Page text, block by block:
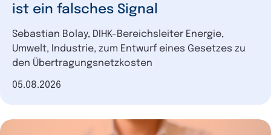
ist ein falsches Signal
Sebastian Bolay, DIHK-Bereichsleiter Energie,
Umwelt, Industrie, zum Entwurf eines Gesetzes zu
den Übertragungsnetzkosten
Datum der Veröffentlichung
05.08.2026